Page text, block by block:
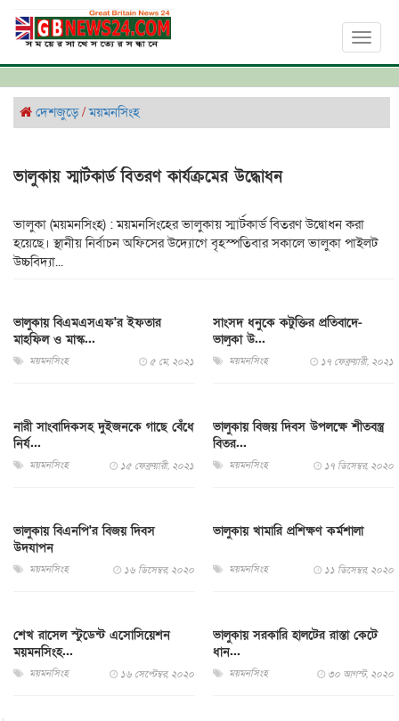
Toggle
দেশজুড়ে/ময়মনসিংহ
ভালুকায় স্মার্টকার্ড বিতরণ কার্যক্রমের উদ্ধোধন
ভালুকা (ময়মনসিংহ) : ময়মনসিংহের ভালুকায় স্মার্টকার্ড বিতরণ উদ্বোধন করা
হয়েছে। স্থানীয় নির্বাচন অফিসের উদ্যোগে বৃহস্পতিবার সকালে ভালুকা পাইলট
উচ্চবিদ্যা...
ভালুকায় বিএমএসএফ'র ইফতার
মাহফিল ও মাস্ক...
ময়মনসিংহ ৫ মে, ২০২১
সাংসদ ধনুকে কটুক্তির প্রতিবাদে-
ভালুকা উ...
ময়মনসিংহ ১৭ ফেব্রুয়ারী, ২০২১
নারী সাংবাদিকসহ দুইজনকে গাছে বেঁধে
নির্য...
ময়মনসিংহ ১৫ ফেব্রুয়ারী, ২০২১
ভালুকায় বিজয় দিবস উপলক্ষে শীতবস্ত্র
বিতর...
ময়মনসিংহ ১৭ ডিসেম্বর, ২০২০
ভালুকায় বিএনপি'র বিজয় দিবস
উদযাপন
ময়মনসিংহ ১৬ ডিসেম্বর, ২০২০
ভালুকায় খামারি প্রশিক্ষণ কর্মশালা
ময়মনসিংহ ১১ ডিসেম্বর, ২০২০
শেখ রাসেল স্টুডেন্ট এসোসিয়েশন
ময়মনসিংহ...
ময়মনসিংহ ১৬ সেপ্টেম্বর, ২০২০
ভালুকায় সরকারি হালটের রাস্তা কেটে
ধান...
ময়মনসিংহ ৩০ আগস্ট, ২০২০